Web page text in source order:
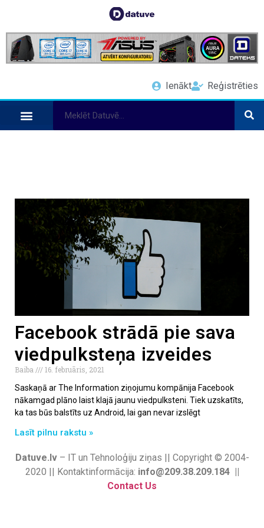
Ienākt Reģistrēties
Facebook strādā pie sava
viedpulksteņa izveides
Baiba
16. februāris, 2021
Saskaņā ar The Information ziņojumu kompānija Facebook
nākamgad plāno laist klajā jaunu viedpulksteni. Tiek uzskatīts,
ka tas būs balstīts uz Android, lai gan nevar izslēgt
Lasīt pilnu rakstu »
Datuve.lv– IT un Tehnoloģiju ziņas || Copyright © 2004-
2020 || Kontaktinformācija: info@209.38.209.184 ||
Contact Us